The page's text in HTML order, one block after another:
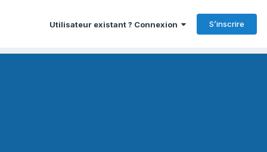
Utilisateur existant ? Connexion S’inscrire